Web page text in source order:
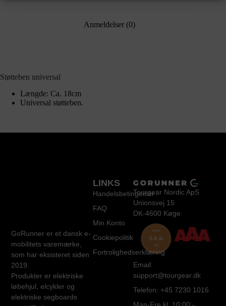
Anmeldelser (0)
Støtteben universal
Længde: Ca. 18cm
Universal støtteben.
GoRunner er et dansk e-
mobilitets varemærke,
som har eksisteret siden
2019.
Produkter er elektriske
løbehjul, elcykler og
elektriske segboards
LINKS
Handelsbetingelser
FAQ
Min Konto
Cookiepolitik
Fortrolighedserklæring
Tourgear Nordic ApS
Unionsvej 15
DK-4600 Køge
Email:
support@tourgear.dk
Telefon: +45 7230 1016
Man-Fre kl. 10:00 -